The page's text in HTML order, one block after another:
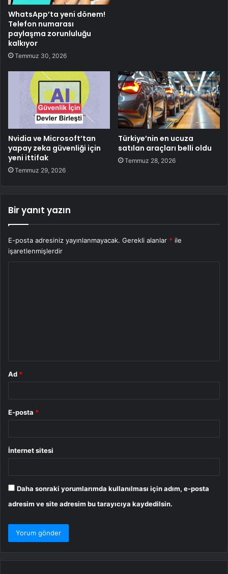
WhatsApp’ta yeni dönem!
Telefon numarası
paylaşma zorunluluğu
kalkıyor
Temmuz 30, 2026
Nvidia ve Microsoft’tan
yapay zeka güvenliği için
yeni ittifak
Temmuz 29, 2026
Türkiye’nin en ucuza
satılan araçları belli oldu
Temmuz 28, 2026
Bir yanıt yazın
E-posta adresiniz yayınlanmayacak. Gerekli alanlar * ile
işaretlenmişlerdir
Ad *
E-posta *
İnternet sitesi
Daha sonraki yorumlarımda kullanılması için adım, e-posta
adresim ve site adresim bu tarayıcıya kaydedilsin.